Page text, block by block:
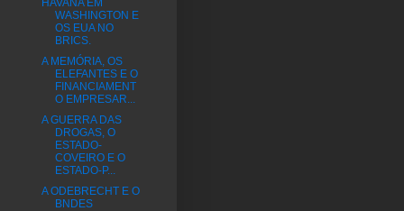
WASHINGTON E
OS EUA NO
BRICS.
A MEMÓRIA, OS
ELEFANTES E O
FINANCIAMENT
O EMPRESAR...
A GUERRA DAS
DROGAS, O
ESTADO-
COVEIRO E O
ESTADO-P...
A ODEBRECHT E O
BNDES